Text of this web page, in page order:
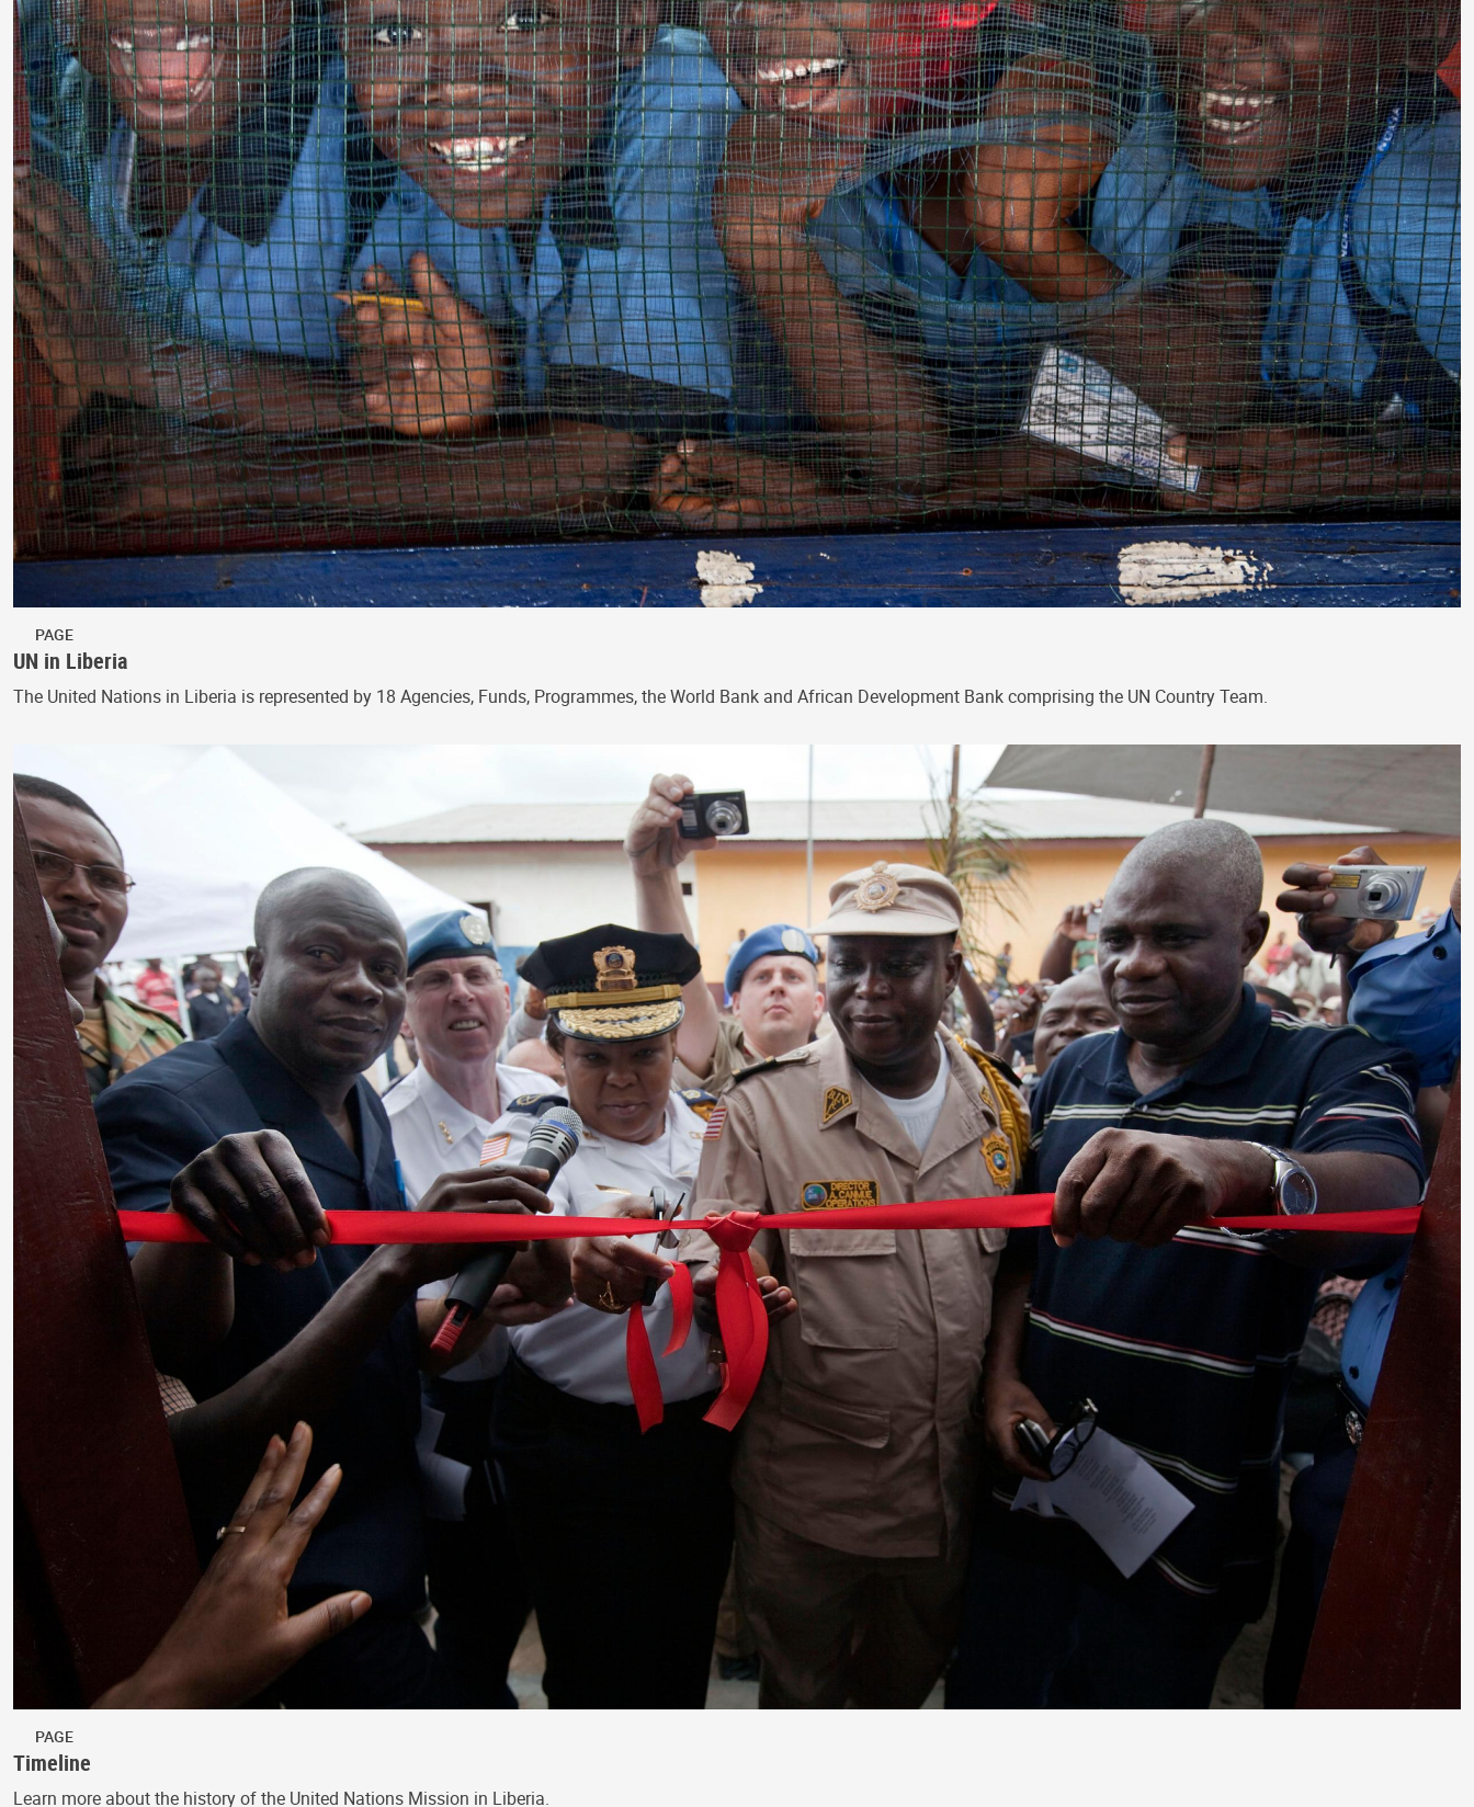
PAGE
UN in Liberia
The United Nations in Liberia is represented by 18 Agencies, Funds, Programmes, the World Bank and African Development Bank comprising the UN Country Team.
PAGE
Timeline
Learn more about the history of the United Nations Mission in Liberia.